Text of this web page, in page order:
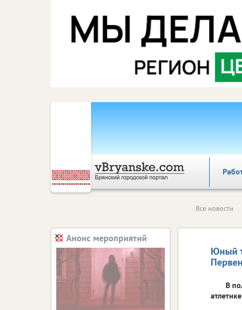
Все новости
Юный
В
Анонс мероприятий